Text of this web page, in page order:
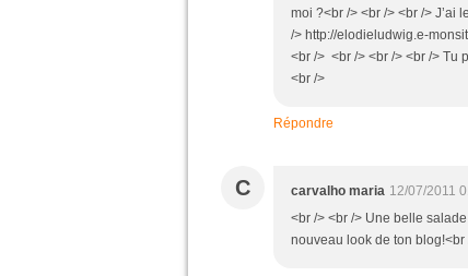
moi ?<br /> <br /> <br /> J’ai
/> http://elodieludwig.e-
<br /> <br /> <br /> <br /> Tu
<br />
Répondre
C carvalho maria 12/07/2011
<br /> <br /> Une belle
nouveau look de ton